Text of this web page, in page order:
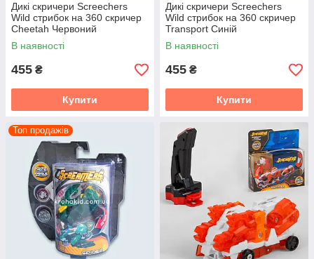
Дикі скричери Screechers
Wild стрибок на 360 скричер
Cheetah Червоний
В наявності
455 ₴
Купити
Дикі скричери Screechers
Wild стрибок на 360 скричер
Transport Синій
В наявності
455 ₴
Купити
Топ продажів